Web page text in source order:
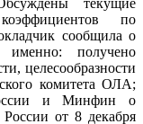
по
сообщила о
получено
целесообразности
комитета ОЛА;
и Минфин о
от 8 декабря